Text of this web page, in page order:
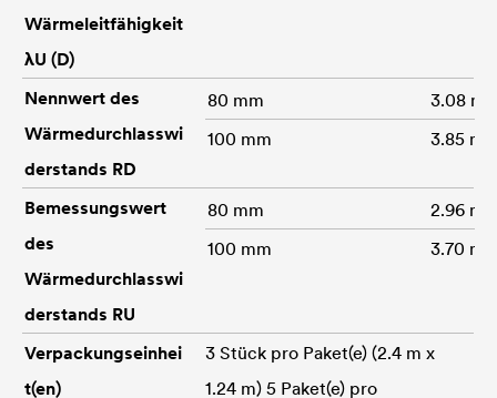
Wärmeleitfähigkeit
λU (D)
Nennwert des
Wärmedurchlasswi
derstands RD
80 mm
3.08
100 mm
3.85
Bemessungswert
des
Wärmedurchlasswi
derstands RU
80 mm
2.96
100 mm
3.70
Verpackungseinhei
t(en)
3 Stück pro Paket(e) (2.4 m x
1.24 m) 5 Paket(e) pro